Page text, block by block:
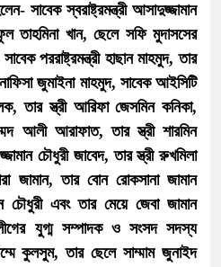
সাবেক স্বরাষ্ট্রমন্ত্রী আসাদুজ্জামান
তাহমিনা খান, ছেলে সফি মুদাসসের
পররাষ্ট্রমন্ত্রী হাছান মাহমুদ, তার
জুমাইনা মাহমুদ, সাবেক আইসিটি
তার স্ত্রী আরিফা জেসমিন কনিকা,
আলী আরাফাত, তার স্ত্রী শারমিন
চৌধুরী জাবেদ, তার স্ত্রী রুখমিলা
জামান, তার বোন রোকসানা জামান
চৌধুরী এবং তার মেয়ে জেবা জামান
যুগ্ম সম্পাদক ও সংসদ সদস্য
কুলসুম, তার ছেলে সাম্মাম জুনাইদ